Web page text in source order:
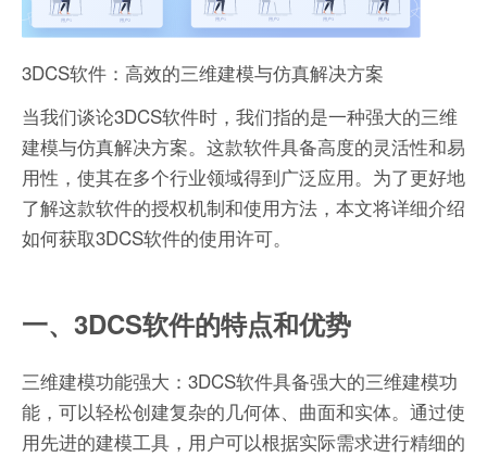
3DCS软件：高效的三维建模与仿真解决方案
当我们谈论3DCS软件时，我们指的是一种强大的三维
建模与仿真解决方案。这款软件具备高度的灵活性和易
用性，使其在多个行业领域得到广泛应用。为了更好地
了解这款软件的授权机制和使用方法，本文将详细介绍
如何获取3DCS软件的使用许可。
一、3DCS软件的特点和优势
三维建模功能强大：3DCS软件具备强大的三维建模功
能，可以轻松创建复杂的几何体、曲面和实体。通过使
用先进的建模工具，用户可以根据实际需求进行精细的